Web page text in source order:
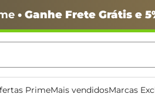
• Ganhe Frete Grátis e
PrimeMais vendidosMarcas